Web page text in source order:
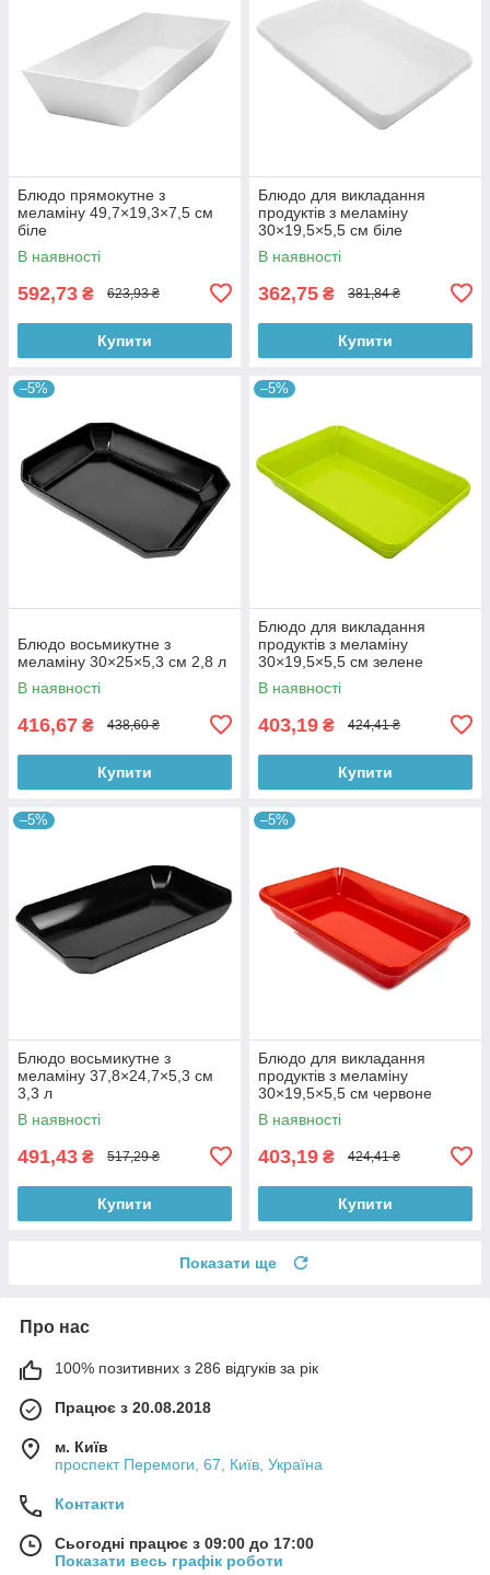
Блюдо прямокутне з
меламіну 49,7×19,3×7,5 см
біле
В наявності
592,73 ₴ 623,93 ₴
Купити
Блюдо для викладання
продуктів з меламіну
30×19,5×5,5 см біле
В наявності
362,75 ₴ 381,84 ₴
Купити
–5%
Блюдо восьмикутне з
меламіну 30×25×5,3 см 2,8 л
В наявності
416,67 ₴ 438,60 ₴
Купити
–5%
Блюдо для викладання
продуктів з меламіну
30×19,5×5,5 см зелене
В наявності
403,19 ₴ 424,41 ₴
Купити
–5%
Блюдо восьмикутне з
меламіну 37,8×24,7×5,3 см
3,3 л
В наявності
491,43 ₴ 517,29 ₴
Купити
–5%
Блюдо для викладання
продуктів з меламіну
30×19,5×5,5 см червоне
В наявності
403,19 ₴ 424,41 ₴
Купити
Показати ще
Про нас
100% позитивних з 286 відгуків за рік
Працює з 20.08.2018
м. Київ
проспект Перемоги, 67, Київ, Україна
Контакти
Сьогодні працює з 09:00 до 17:00
Показати весь графік роботи